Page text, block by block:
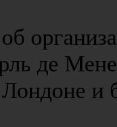
де
и